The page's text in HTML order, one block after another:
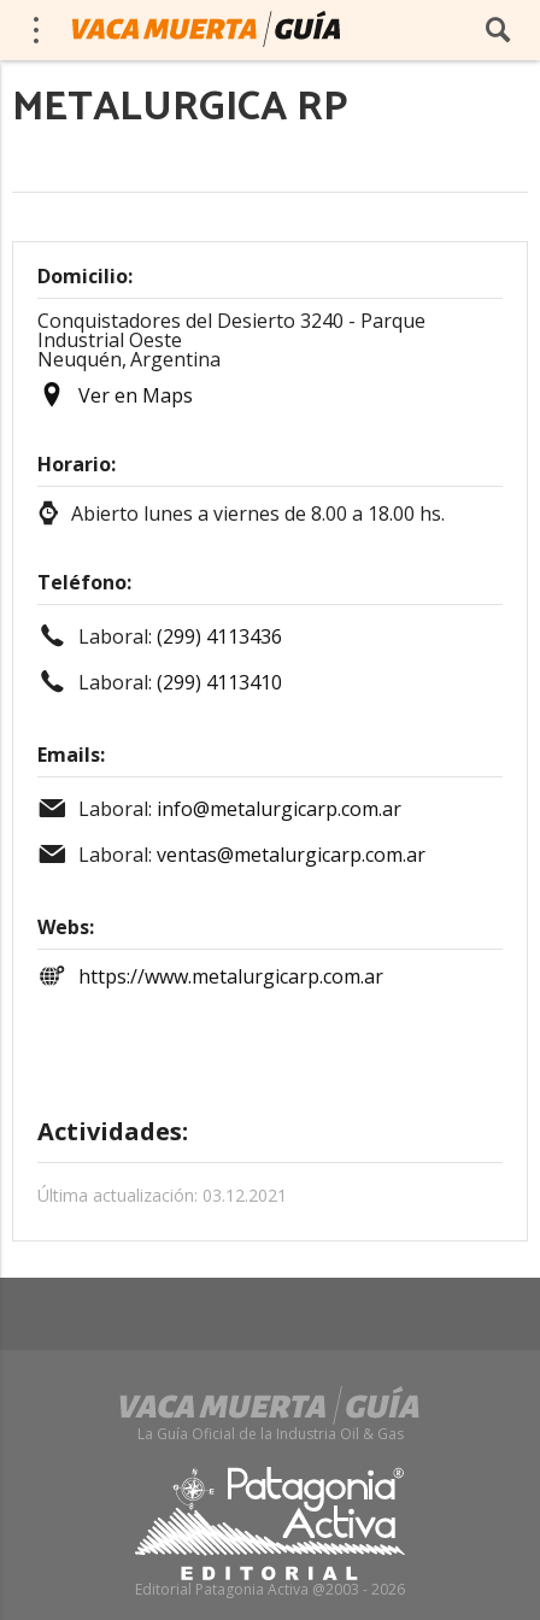
METALURGICA RP
Domicilio:
Conquistadores del Desierto 3240 - Parque
Industrial Oeste
Neuquén,Argentina
Ver en Maps
Horario:
Abierto lunes a viernes de 8.00 a 18.00 hs.
Teléfono:
Laboral: (299) 4113436
Laboral: (299) 4113410
Emails:
Laboral: info@metalurgicarp.com.ar
Laboral: ventas@metalurgicarp.com.ar
Webs:
https://www.metalurgicarp.com.ar
Actividades:
Última actualización: 03.12.2021
La Guía Oficial de la Industria Oil & Gas
Editorial Patagonia Activa @2003 - 2026